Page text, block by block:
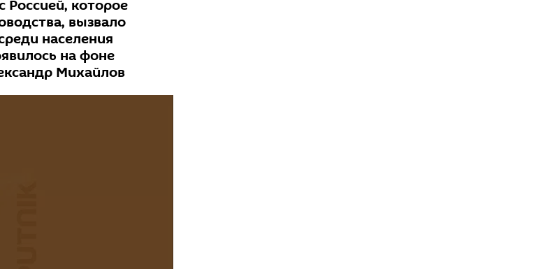
Россией, которое
вызвало
населения
на фоне
Михайлов